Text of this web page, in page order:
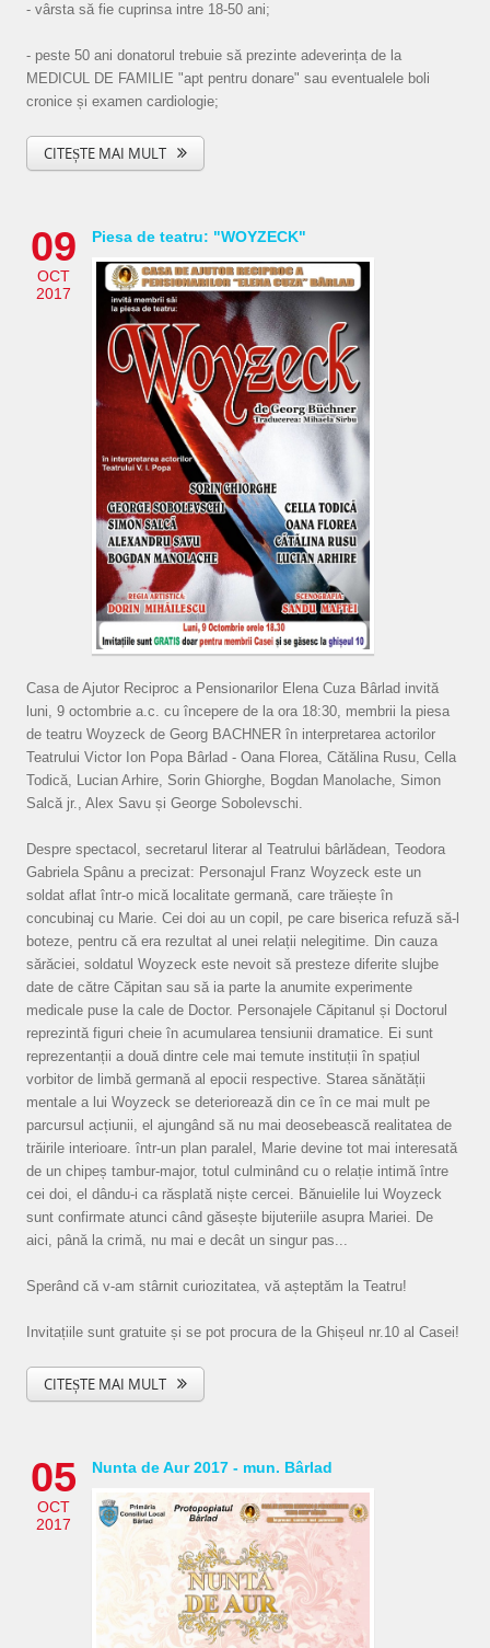
- vârsta să fie cuprinsa intre 18-50 ani;
- peste 50 ani donatorul trebuie să prezinte adeverința de la
MEDICUL DE FAMILIE "apt pentru donare" sau eventualele boli
cronice și examen cardiologie;
CITEȘTE MAI MULT
09
OCT
2017
Piesa de teatru: "WOYZECK"
Casa de Ajutor Reciproc a Pensionarilor Elena Cuza Bârlad invită
luni, 9 octombrie a.c. cu începere de la ora 18:30, membrii la piesa
de teatru Woyzeck de Georg BACHNER în interpretarea actorilor
Teatrului Victor Ion Popa Bârlad - Oana Florea, Cătălina Rusu, Cella
Todică, Lucian Arhire, Sorin Ghiorghe, Bogdan Manolache, Simon
Salcă jr., Alex Savu și George Sobolevschi.
Despre spectacol, secretarul literar al Teatrului bârlădean, Teodora
Gabriela Spânu a precizat: Personajul Franz Woyzeck este un
soldat aflat într-o mică localitate germană, care trăiește în
concubinaj cu Marie. Cei doi au un copil, pe care biserica refuză să-l
boteze, pentru că era rezultat al unei relații nelegitime. Din cauza
sărăciei, soldatul Woyzeck este nevoit să presteze diferite slujbe
date de către Căpitan sau să ia parte la anumite experimente
medicale puse la cale de Doctor. Personajele Căpitanul și Doctorul
reprezintă figuri cheie în acumularea tensiunii dramatice. Ei sunt
reprezentanții a două dintre cele mai temute instituții în spațiul
vorbitor de limbă germană al epocii respective. Starea sănătății
mentale a lui Woyzeck se deteriorează din ce în ce mai mult pe
parcursul acțiunii, el ajungând să nu mai deosebească realitatea de
trăirile interioare. într-un plan paralel, Marie devine tot mai interesată
de un chipeș tambur-major, totul culminând cu o relație intimă între
cei doi, el dându-i ca răsplată niște cercei. Bănuielile lui Woyzeck
sunt confirmate atunci când găsește bijuteriile asupra Mariei. De
aici, până la crimă, nu mai e decât un singur pas...
Sperând că v-am stârnit curiozitatea, vă așteptăm la Teatru!
Invitațiile sunt gratuite și se pot procura de la Ghișeul nr.10 al Casei!
CITEȘTE MAI MULT
05
OCT
2017
Nunta de Aur 2017 - mun. Bârlad